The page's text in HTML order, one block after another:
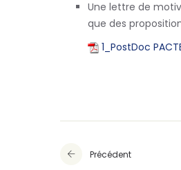
Une lettre de
que des
1_PostDoc
Précédent